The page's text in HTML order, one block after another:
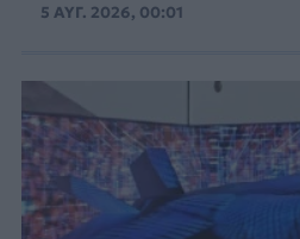
5 ΑΥΓ. 2026, 00:01